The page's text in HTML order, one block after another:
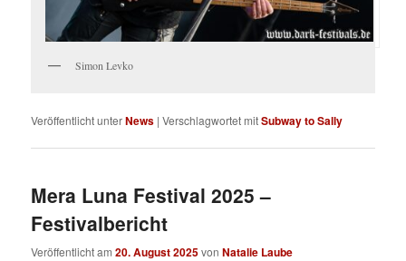
Simon Levko
Veröffentlicht unterNews |Verschlagwortet mitSubway to Sally
Mera Luna Festival 2025 –
Festivalbericht
Veröffentlicht am20. August 2025vonNatalie Laube